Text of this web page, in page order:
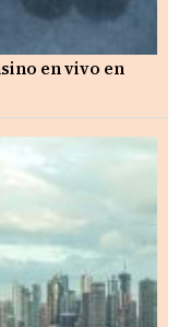
en vivo en